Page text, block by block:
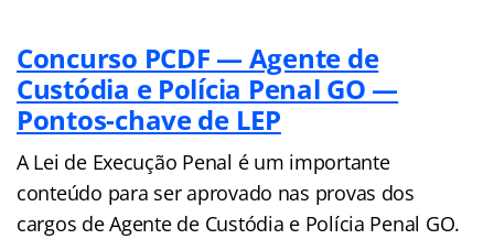
Concurso PCDF — Agente de
Custódia e Polícia Penal GO —
Pontos-chave de LEP
A Lei de Execução Penal é um importante
conteúdo para ser aprovado nas provas dos
cargos de Agente de Custódia e Polícia Penal GO.